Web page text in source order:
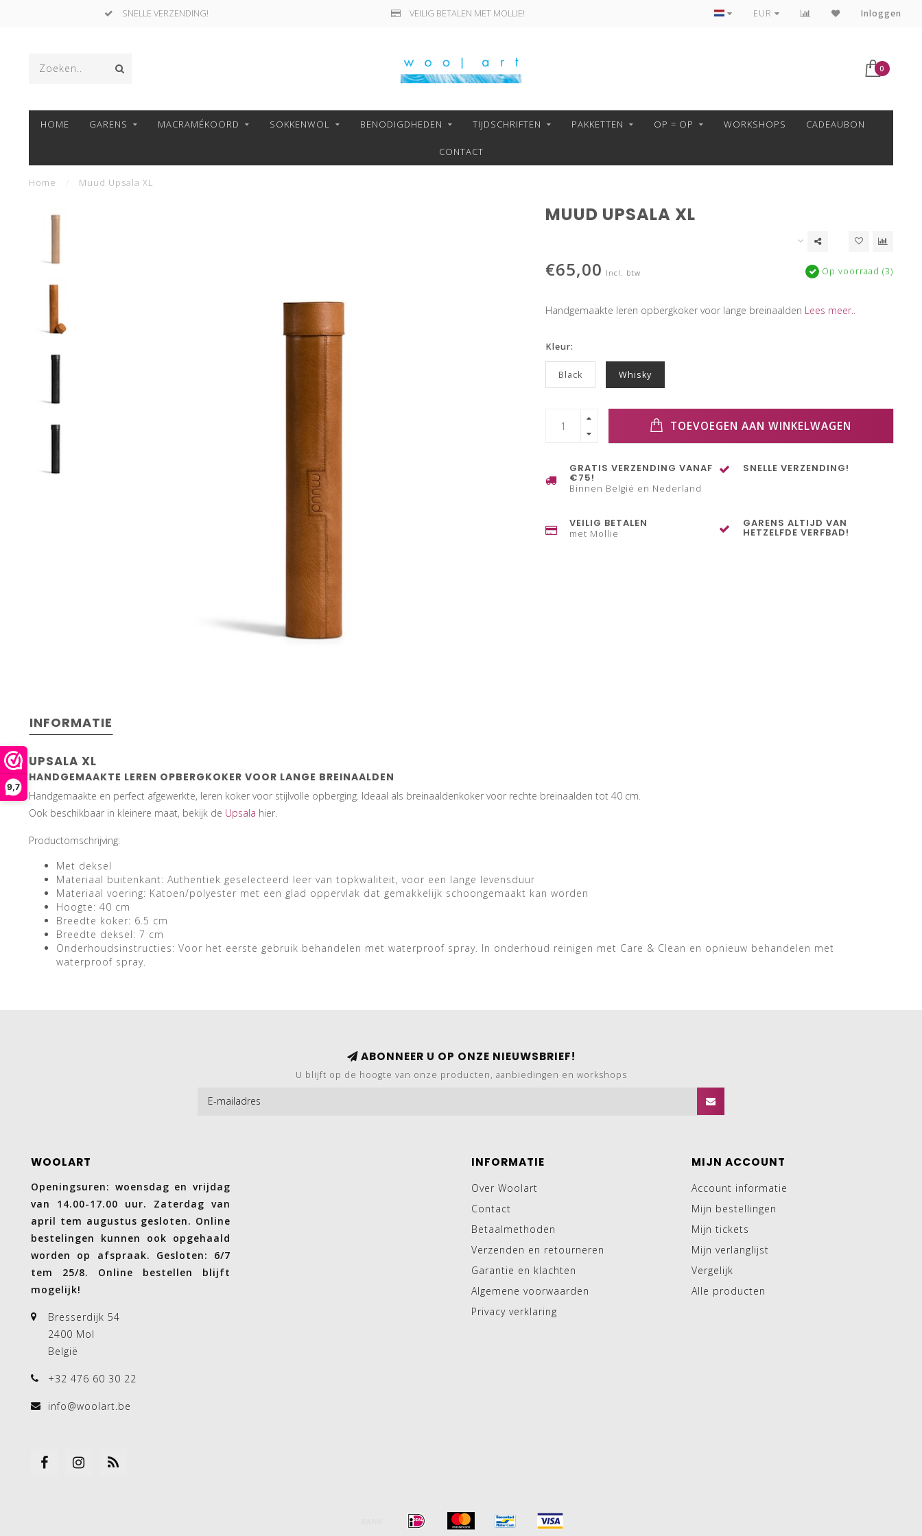
9,7
SNELLE VERZENDING! VEILIG BETALEN MET MOLLIE! GARENS ALTIJD VAN HETZELFDE VERFBAD!
EUR Inloggen
0
HOME GARENS MACRAMÉKOORD SOKKENWOL BENODIGDHEDEN TIJDSCHRIFTEN PAKKETTEN OP = OP WORKSHOPS CADEAUBON
CONTACT
Home Muud Upsala XL
MUUD UPSALA XL
€65,00 Incl. btw Op voorraad (3)
Handgemaakte leren opbergkoker voor lange breinaalden Lees meer..
Kleur:
Black Whisky
TOEVOEGEN AAN WINKELWAGEN
GRATIS VERZENDING VANAF
€75!
Binnen België en Nederland
SNELLE VERZENDING!
VEILIG BETALEN
met Mollie
GARENS ALTIJD VAN
HETZELFDE VERFBAD!
INFORMATIE
UPSALA XL
HANDGEMAAKTE LEREN OPBERGKOKER VOOR LANGE BREINAALDEN
Handgemaakte en perfect afgewerkte, leren koker voor stijlvolle opberging. Ideaal als breinaaldenkoker voor rechte breinaalden tot 40 cm.
Ook beschikbaar in kleinere maat, bekijk de Upsala hier.
Productomschrijving:
Met deksel
Materiaal buitenkant: Authentiek geselecteerd leer van topkwaliteit, voor een lange levensduur
Materiaal voering: Katoen/polyester met een glad oppervlak dat gemakkelijk schoongemaakt kan worden
Hoogte: 40 cm
Breedte koker: 6.5 cm
Breedte deksel: 7 cm
Onderhoudsinstructies: Voor het eerste gebruik behandelen met waterproof spray. In onderhoud reinigen met Care & Clean en opnieuw behandelen met
waterproof spray.
ABONNEER U OP ONZE NIEUWSBRIEF!
U blijft op de hoogte van onze producten, aanbiedingen en workshops
WOOLART
Openingsuren: woensdag en vrijdag
van 14.00-17.00 uur. Zaterdag van
april tem augustus gesloten. Online
bestelingen kunnen ook opgehaald
worden op afspraak. Gesloten: 6/7
tem 25/8. Online bestellen blijft
mogelijk!
Bresserdijk 54
2400 Mol
België
+32 476 60 30 22
info@woolart.be
INFORMATIE
Over Woolart
Contact
Betaalmethoden
Verzenden en retourneren
Garantie en klachten
Algemene voorwaarden
Privacy verklaring
MIJN ACCOUNT
Account informatie
Mijn bestellingen
Mijn tickets
Mijn verlanglijst
Vergelijk
Alle producten